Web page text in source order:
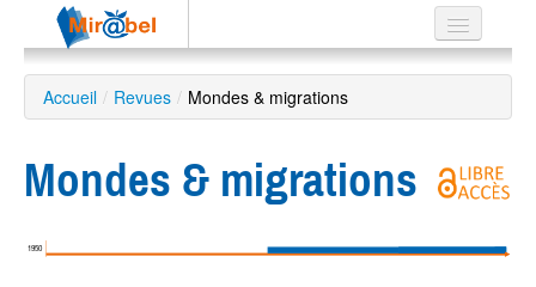
Le réseau
Soutien
Accueil / Revues / Mondes & migrations
Mondes & migrations
1950